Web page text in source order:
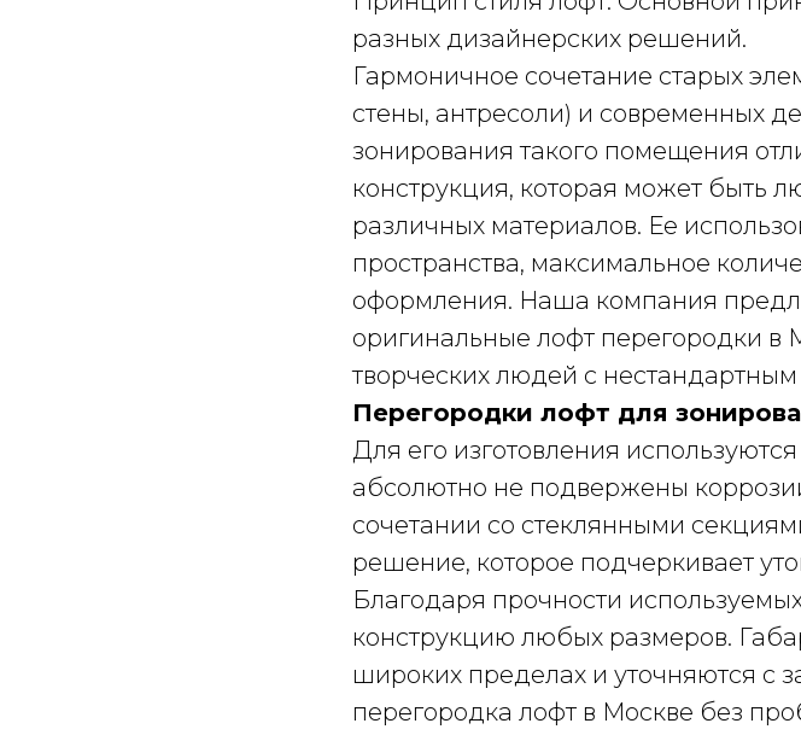
разных дизайнерских решений.
Гармоничное сочетание старых
стены, антресоли) и современных
зонирования такого помещения
конструкция, которая может быть
различных материалов. Ее
пространства, максимальное
оформления. Наша компания
оригинальные лофт перегородки в
творческих людей с
Перегородки лофт для
Для его изготовления
абсолютно не подвержены
сочетании со стеклянными
решение, которое подчеркивает
Благодаря прочности
конструкцию любых размеров.
широких пределах и уточняются с
перегородка лофт в Москве без